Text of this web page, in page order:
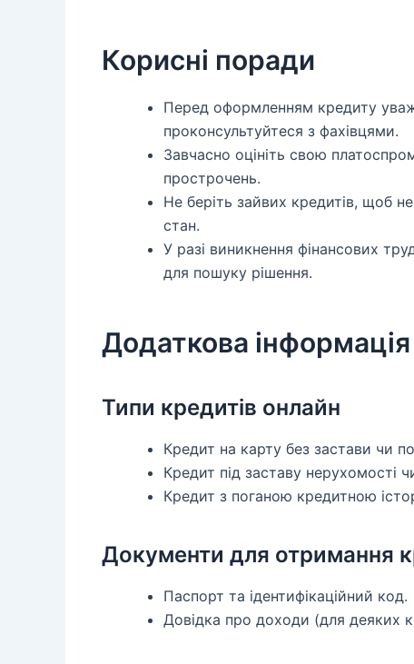
Корисні поради
Перед оформленням кредиту
проконсультуйтеся з фахівцями.
Завчасно оцініть свою
прострочень.
Не беріть зайвих кредитів, щоб
стан.
У разі виникнення фінансових
для пошуку рішення.
Додаткова інформація
Типи кредитів онлайн
Кредит на карту без застави чи
Кредит під заставу нерухомості
Кредит з поганою кредитною
Документи для отримання
Паспорт та ідентифікаційний код.
Довідка про доходи (для деяких